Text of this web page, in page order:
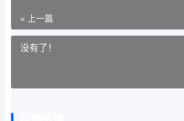
« 上一篇
没有了！